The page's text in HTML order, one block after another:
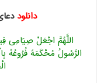
دانلود
اللَّهُمَّ اجْعَلْ صِیَامِی
الرَّسُولُ مُحْکَمَهً فُرُوعُهُ